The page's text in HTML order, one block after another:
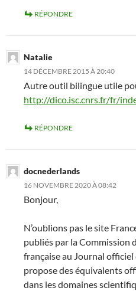
RÉPONDRE
Natalie
14 DÉCEMBRE 2015 À 20:40
Autre outil bilingue utile
http://dico.isc.cnrs.fr/fr/
RÉPONDRE
docnederlands
16 NOVEMBRE 2020 À 08:42
Bonjour,
N’oublions pas le site
publiés par la Commission
française au Journal
propose des équivalents
dans les domaines